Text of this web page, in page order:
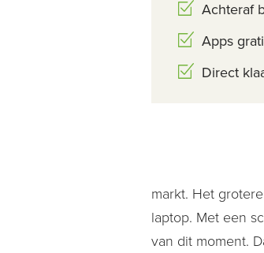
Achteraf
Apps
Direct
markt. Het
laptop. Met een
van dit moment.